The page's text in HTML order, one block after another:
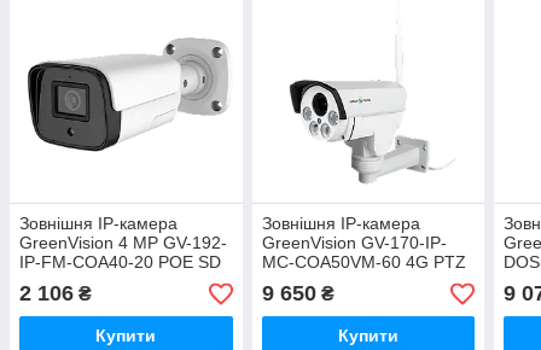
Зовнішня IP-камера
GreenVision 4 МР GV-192-
IP-FM-COA40-20 POE SD
(Lite)
2 106 ₴
Купити
Зовнішня IP-камера
GreenVision GV-170-IP-
MC-COA50VM-60 4G PTZ
9 650₴
Купити
9